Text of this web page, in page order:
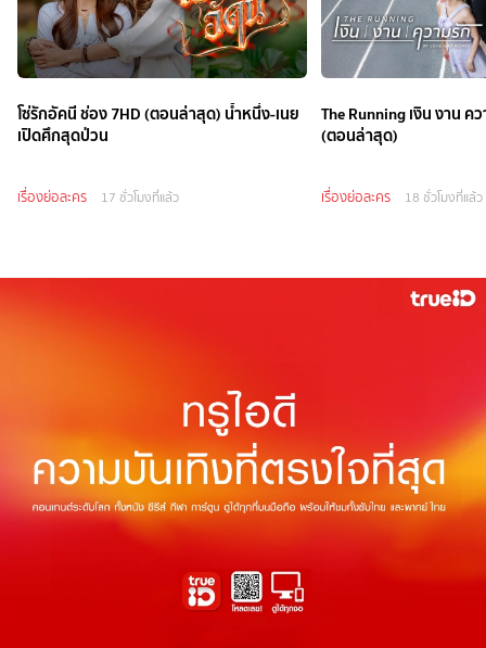
โซ่รักอัคนี ช่อง 7HD (ตอนล่าสุด) น้ำหนึ่ง-เนย
เปิดศึกสุดป่วน
เรื่องย่อละคร 17 ชั่วโมงที่แล้ว
The Running เงิน งาน ค
(ตอนล่าสุด)
เรื่องย่อละคร 18 ชั่วโมงที่แล้ว